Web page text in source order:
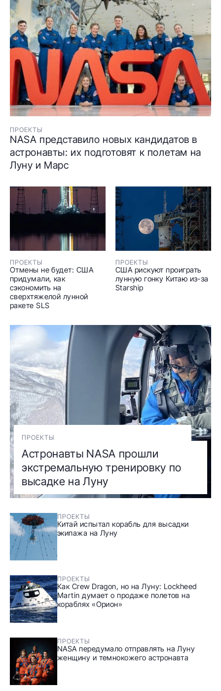
ПРОЕКТЫ
NASA представило новых кандидатов в
астронавты: их подготовят к полетам на
Луну и Марс
ПРОЕКТЫ
Отмены не будет: США
придумали, как
сэкономить на
сверхтяжелой лунной
ракете SLS
ПРОЕКТЫ
США рискуют проиграть
лунную гонку Китаю из-за
Starship
ПРОЕКТЫ
Астронавты NASA прошли
экстремальную тренировку по
высадке на Луну
ПРОЕКТЫ
Китай испытал корабль для высадки
экипажа на Луну
ПРОЕКТЫ
Как Crew Dragon, но на Луну: Lockheed
Martin думает о продаже полетов на
кораблях «Орион»
ПРОЕКТЫ
NASA передумало отправлять на Луну
женщину и темнокожего астронавта